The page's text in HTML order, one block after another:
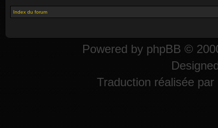
Index du forum
Powered by phpBB ©
Traduction réalisée par